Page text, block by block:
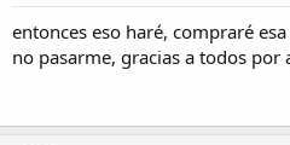
entonces eso haré, compraré
no pasarme, gracias a todos por